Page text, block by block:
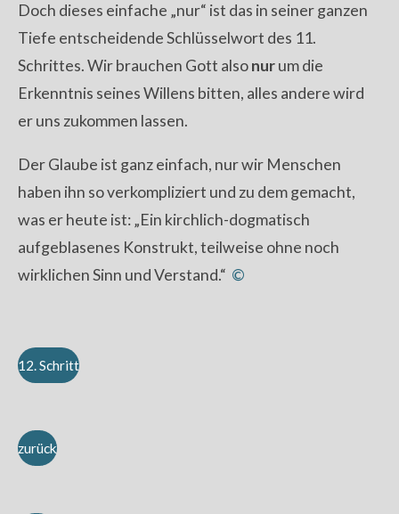
Doch dieses einfache „nur“ ist das in seiner ganzen
Tiefe entscheidende Schlüsselwort des 11.
Schrittes. Wir brauchen Gott alsonurum die
Erkenntnis seines Willens bitten, alles andere wird
er uns zukommen lassen.
Der Glaube ist ganz einfach, nur wir Menschen
haben ihn so verkompliziert und zu dem gemacht,
was er heute ist: „Ein kirchlich-dogmatisch
aufgeblasenes Konstrukt, teilweise ohne noch
wirklichen Sinn und Verstand.“ ©
12. Schritt
zurück